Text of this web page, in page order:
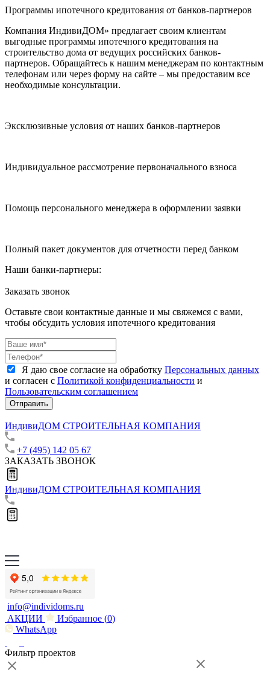
Программы ипотечного кредитования от банков-партнеров
Компания ИндивиДОМ» предлагает своим клиентам
выгодные программы ипотечного кредитования на
строительство дома от ведущих российских банков-
партнеров. Обращайтесь к нашим менеджерам по контактным
телефонам или через форму на сайте – мы предоставим все
необходимые консультации.
Эксклюзивные условия от наших банков-партнеров
Индивидуальное рассмотрение первоначального взноса
Помощь персонального менеджера в оформлении заявки
Полный пакет документов для отчетности перед банком
Наши банки-партнеры:
Заказать звонок
Оставьте свои контактные данные и мы свяжемся с вами,
чтобы обсудить условия ипотечного кредитования
Я даю свое согласие на обработку Персональных данных
и согласен с Политикой конфиденциальности и
Пользовательским соглашением
Отправить
ИндивиДОМ СТРОИТЕЛЬНАЯ КОМПАНИЯ
+7 (495) 142 05 67
ЗАКАЗАТЬ ЗВОНОК
ИндивиДОМ СТРОИТЕЛЬНАЯ КОМПАНИЯ
info@individoms.ru
АКЦИИ
Избранное (0)
WhatsApp
Фильтр проектов